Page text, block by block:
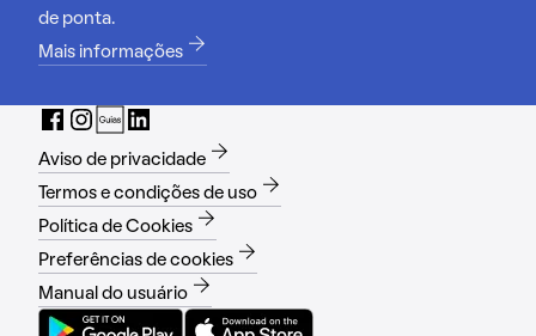
de ponta.
Mais informações
Aviso de privacidade
Termos e condições de uso
Política de Cookies
Preferências de cookies
Manual do usuário